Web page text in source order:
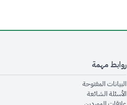
روابط مهمة
البيانات المفتوحةopens in new window
الأسئلة الشائعةopens in new window